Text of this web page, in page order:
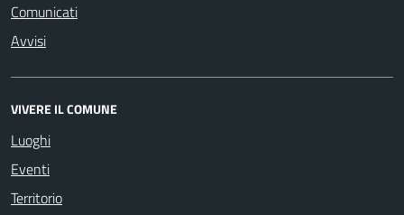
Comunicati
Avvisi
VIVERE IL COMUNE
Luoghi
Eventi
Territorio